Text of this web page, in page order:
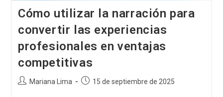
Cómo utilizar la narración para
convertir las experiencias
profesionales en ventajas
competitivas
AutorMariana Lima
Publicación
15 de septiembre de 2025